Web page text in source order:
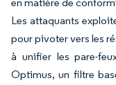
Les attaquants
pour pivoter vers les
à unifier les pare-
Optimus, un filtre